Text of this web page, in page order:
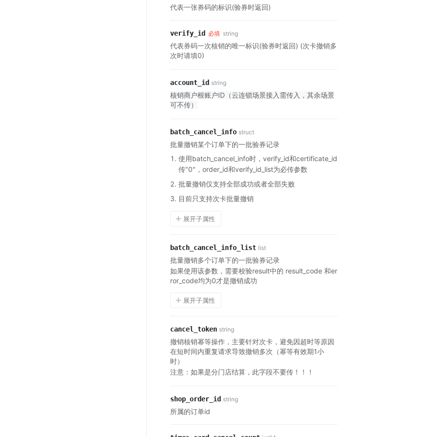
代表一张券码的标识(验券时返回)
verify_id 必填 string
代表券码一次核销的唯一标识(验券时返回) (次卡撤销多
次时请填0)
account_id string
核销商户根账户ID（云连锁场景接入需传入，其余场景
可不传）
batch_cancel_info struct
批量撤销某个订单下的一批验券记录
使用batch_cancel_info时，verify_id和certificate_id
传"0"，order_id和verify_id_list为必传参数
批量撤销仅支持全部成功或者全部失败
目前只支持次卡批量撤销
展开子属性
batch_cancel_info_list list
批量撤销多个订单下的一批验券记录
如果使用该参数，需要校验result中的 result_code 和er
ror_code均为0才是撤销成功
展开子属性
cancel_token string
撤销核销幂等操作，主要针对次卡，避免因超时等原因
在短时间内重复请求导致撤销多次（幂等有效期1小
时）
注意：如果是分门店结算，此字段不要传！！！
shop_order_id string
所属的订单id